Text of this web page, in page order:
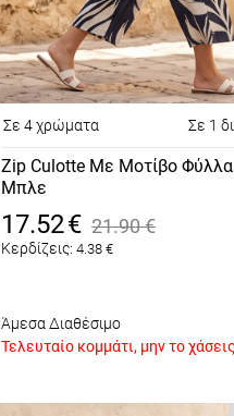
Σε 4 χρώματα Σε 1
Zip Culotte Με Μοτίβο Φύλλα
Μπλε
17.52€ 21.90€
Κερδίζεις: 4.38 €
Άμεσα Διαθέσιμο
Τελευταίο κομμάτι, μην το